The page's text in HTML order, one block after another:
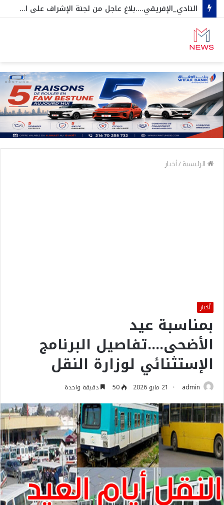
النادي_الإفريقي….بلاغ عاجل من لجنة الإشراف على الجلسات العامة و المنخرطين
الرئيسية/أخبار
أخبار
بمناسبة عيد
الأضحى….تفاصيل البرنامج
الإستثنائي لوزارة النقل
admin 21 مايو 2026 50 دقيقة واحدة